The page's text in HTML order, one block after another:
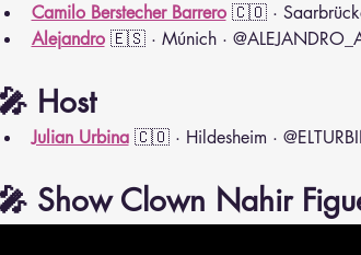
Camilo Berstecher Barrero 🇨🇴 ·
Alejandro 🇪🇸 · Múnich ·
Host
Julian Urbina 🇨🇴 · Hildesheim ·
Show Clown Nahir